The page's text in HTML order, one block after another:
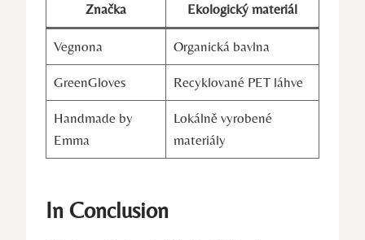
Značka Ekologický materiál
Vegnona Organická bavlna
GreenGloves Recyklované⁢ PET láhve
Handmade by
Emma
Lokálně vyrobené⁤
materiály
In Conclusion